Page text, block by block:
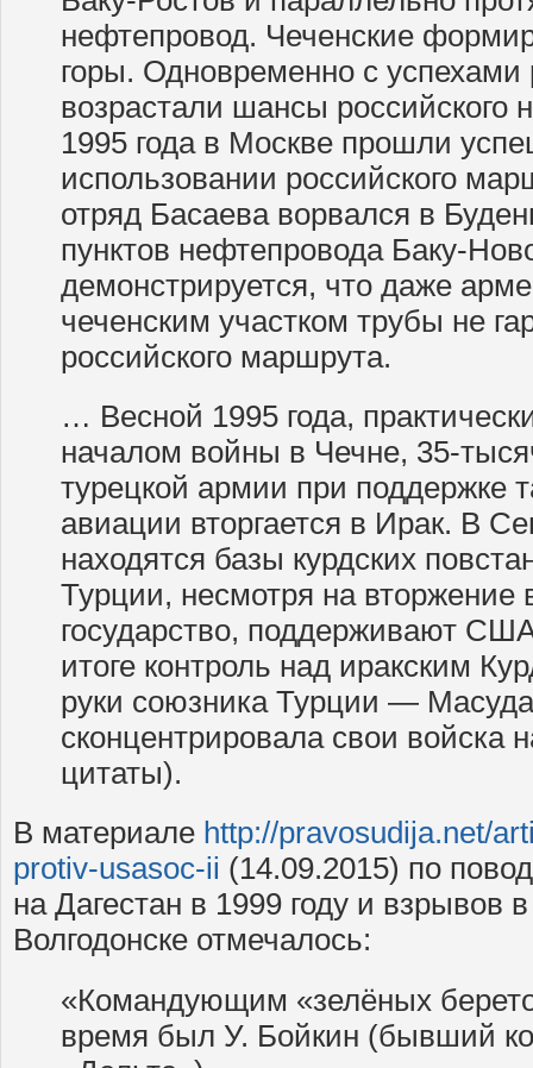
нефтепровод. Чеченские
горы. Одновременно с успехами
возрастали шансы российского
1995 года в Москве прошли
использовании российского
отряд Басаева ворвался в
пунктов нефтепровода Баку-
демонстрируется, что даже
чеченским участком трубы не
российского маршрута.
… Весной 1995 года,
началом войны в Чечне, 35-
турецкой армии при поддержке
авиации вторгается в Ирак. В
находятся базы курдских
Турции, несмотря на вторжение
государство, поддерживают
итоге контроль над иракским
руки союзника Турции —
сконцентрировала свои войска
цитаты).
В материале http://pravosudija.net/
protiv-usasoc-ii (14.09.2015) по
на Дагестан в 1999 году и взрывов
Волгодонске отмечалось:
«Командующим «зелёных
время был У. Бойкин (бывший